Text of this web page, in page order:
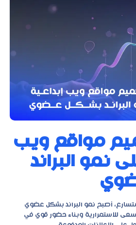
مواقع ويب
نمو البراند
أصبح نمو البراند بشكل عضوي
للاستمرارية وبناء حضور قوي في